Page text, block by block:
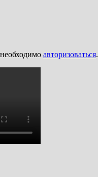
авторизоваться.